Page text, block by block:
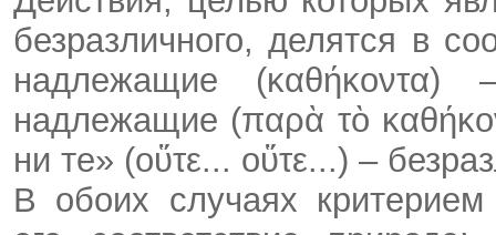
безразличного, делятся в
надлежащие (καθήκοντα)
надлежащие (παρὰ τὸ
ни те» (οὕτε... οὕτε...) –
В обоих случаях критерием